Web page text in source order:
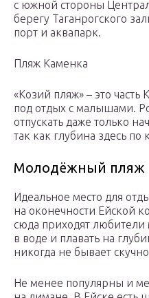
с южной стороны
берегу Таганрогского
порт и аквапарк.
Пляж Каменка
«Козий пляж» – это
под отдых с малышами.
отпускать даже только
так как глубина здесь по
Молодёжный пляж
Идеальное место для
на оконечности Ейской
сюда приходят
в воде и плавать на
никогда не бывает
Не менее популярны и